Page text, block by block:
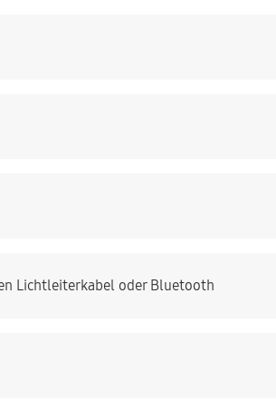
Lichtleiterkabel oder Bluetooth